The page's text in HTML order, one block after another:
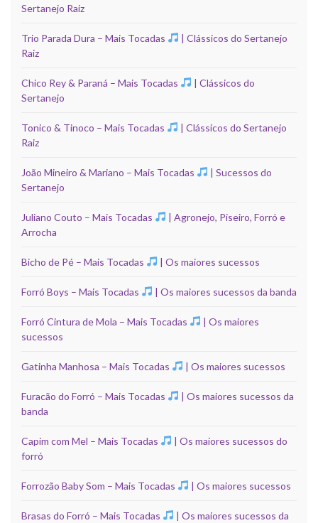
Sertanejo Raiz
Trio Parada Dura – Mais Tocadas
| Clássicos do Sertanejo
Raiz
Chico Rey & Paraná – Mais Tocadas
| Clássicos do
Sertanejo
Tonico & Tinoco – Mais Tocadas
| Clássicos do Sertanejo
Raiz
João Mineiro & Mariano – Mais Tocadas
| Sucessos do
Sertanejo
Juliano Couto – Mais Tocadas
| Agronejo, Piseiro, Forró e
Arrocha
Bicho de Pé – Mais Tocadas | Os maiores sucessos
Forró Boys – Mais Tocadas | Os maiores sucessos da banda
Forró Cintura de Mola – Mais Tocadas
| Os maiores
sucessos
Gatinha Manhosa – Mais Tocadas | Os maiores sucessos
Furacão do Forró – Mais Tocadas
| Os maiores sucessos da
banda
Capim com Mel – Mais Tocadas
| Os maiores sucessos do
forró
Forrozão Baby Som – Mais Tocadas | Os maiores sucessos
Brasas do Forró – Mais Tocadas
| Os maiores sucessos da